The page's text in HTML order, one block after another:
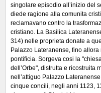
singolare episodio all’inizio del
diede ragione alla comunita
reclamavano contro la
cristiano. La Basilica
314) nelle proprieta donate a
Palazzo Lateranense, fino
pontificia. Sorgeva cosi la
dell’Orbe", distrutta e ricostruita
nell’attiguo Palazzo
cinque concili, negli anni 1123,